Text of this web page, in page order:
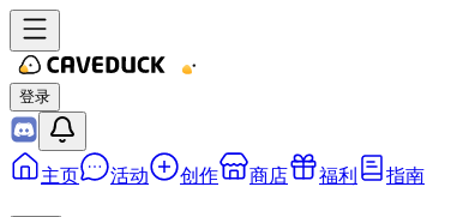
登录
主页 活动 创作 商店 福利 指南